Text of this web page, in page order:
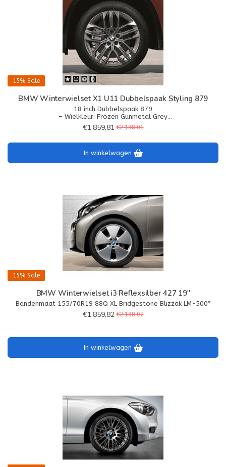
15% Sale
BMW Winterwielset X1 U11 Dubbelspaak Styling 879
18 inch Dubbelspaak 879
– Wielkleur: Frozen Gunmetal Grey
– Wielafmetingen: 6,5Jx18
– Bandenmaat: 205/60R18 99H XL
€1.859,81 €2.188,01
In winkelwagen
15% Sale
BMW Winterwielset i3 Reflexsilber 427 19"
Bandenmaat 155/70R19 88Q XL Bridgestone Blizzak LM-500*
€1.859,82 €2.188,02
In winkelwagen